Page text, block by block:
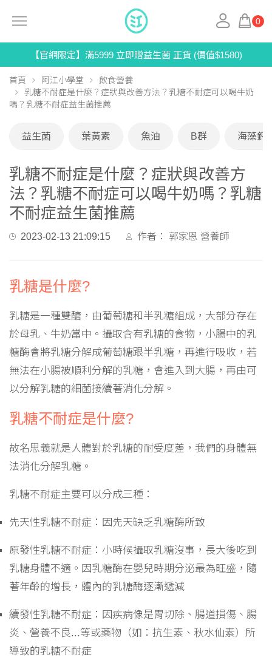
0
【官網限定】滿5999 立即贈益生菌 正貨 (價值$1580)
首頁 阿江小學堂
飲食營養
乳糖不耐症是什麼？症狀與改善方法？乳糖不耐症可以喝牛奶
嗎？乳糖不耐症益生菌推薦
乳糖不耐症是什麼？症狀與改善方
法？乳糖不耐症可以喝牛奶嗎？乳糖
不耐症益生菌推薦
2023-02-13 21:09:15 作者： 郭家恩 營養師
乳糖是什麼?
乳糖是一種雙醣，由葡萄糖和半乳糖組成，大部分存在
於母乳、牛奶當中。攝取含有乳糖的食物，小腸中的乳
糖酶會將乳糖分解成葡萄糖跟半乳糖，再進行吸收，若
無法在小腸被順利分解的乳糖，會進入到大腸，再由可
以分解乳糖的細菌接續著消化分解。
乳糖不耐症是什麼?
故名思義就是人體對於乳糖的耐受度差，我們的身體無
法消化分解乳糖。
乳糖不耐症主要可以分成三種：
先天性乳糖不耐症：因先天缺乏乳糖酶所致
原發性乳糖不耐症：小時候攝取乳糖沒事，長大後吃到
乳糖身體不適。因乳糖酶在嬰兒時期分泌最為旺盛，隨
著年齡的增長，體內的乳糖酶逐漸遞減
續發性乳糖不耐症：因疾病像是胃切除、腸道損傷、腸
炎、營養不良...等或藥物（如：抗生素、秋水仙素）所
導致的乳糖不耐症
益生菌 葉黃素 魚油 B群 海藻鈣